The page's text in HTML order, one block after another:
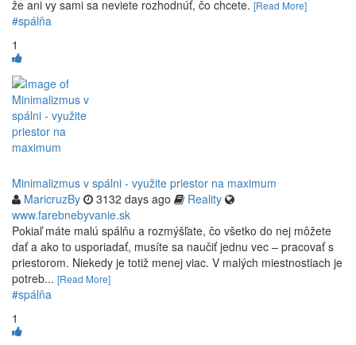
že ani vy sami sa neviete rozhodnúť, čo chcete. [Read More]
#spálňa
1
Minimalizmus v spálni - využite priestor na maximum
MaricruzBy
3132 days ago
Reality
www.farebnebyvanie.sk
Pokiaľ máte malú spálňu a rozmýšľate, čo všetko do nej môžete
dať a ako to usporiadať, musíte sa naučiť jednu vec – pracovať s
priestorom. Niekedy je totiž menej viac. V malých miestnostiach je
potreb... [Read More]
#spálňa
1